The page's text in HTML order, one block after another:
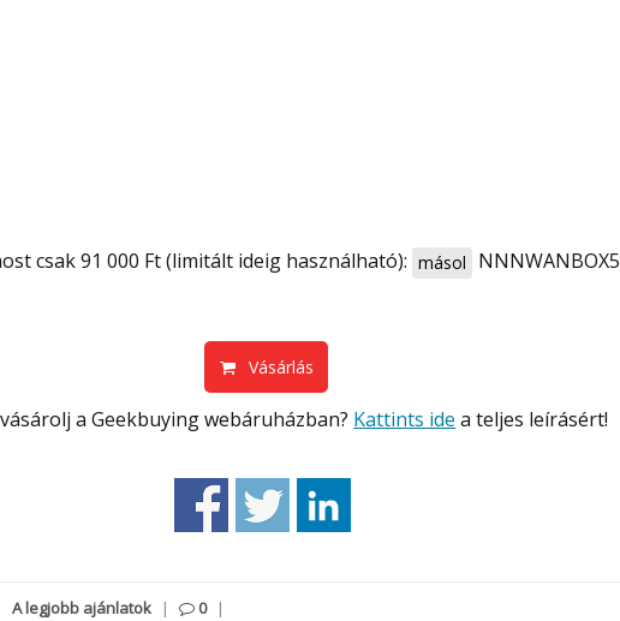
csak 91 000 Ft (limitált ideig használható): másol NNNWANBOX5
Vásárlás
vásárolj a Geekbuying webáruházban? Kattints ide a teljes leírásért!
A legjobb ajánlatok | 0 |